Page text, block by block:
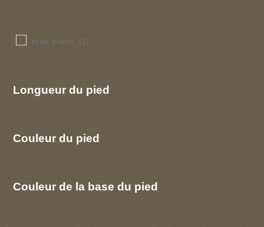
pied plein (1)
Longueur du pied
Couleur du pied
Couleur de la base du pied